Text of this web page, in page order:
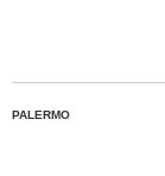
PALERMO